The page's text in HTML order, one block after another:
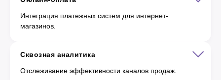
Интеграция платежных систем для интернет-
магазинов.
Сквозная аналитика
Отслеживание эффективности каналов продаж.